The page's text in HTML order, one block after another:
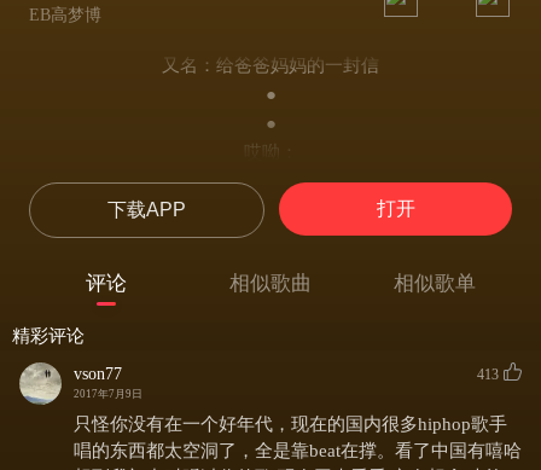
EB高梦博
又名：给爸爸妈妈的一封信
●
●
哎呦：
爸爸妈妈 当你们看到这封信的时候
我已经游荡在了夜幕下的街头
这个家实在太累 我无法承受只有出走
因为家里 我连老鼠都不如
在自己的家里我却必须偷偷摸摸 我明明在呼吸
却压抑着好像 快要断气 现在我什么也不管
下载APP 打开
评论 相似歌曲 相似歌单
精彩评论
vson77
2017年7月9日
413
只怪你没有在一个好年代，现在的国内很多hiphop歌手
唱的东西都太空洞了，全是靠beat在撑。看了中国有嘻哈